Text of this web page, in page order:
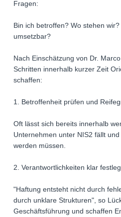
Fragen:
Bin ich betroffen? Wo stehen
umsetzbar?
Nach Einschätzung von Dr.
Schritten innerhalb kurzer Zeit
schaffen:
1. Betroffenheit prüfen und
Oft lässt sich bereits innerhalb
Unternehmen unter NIS2 fällt
werden müssen.
2. Verantwortlichkeiten klar
"Haftung entsteht nicht durch
durch unklare Strukturen", so
Geschäftsführung und schaffen